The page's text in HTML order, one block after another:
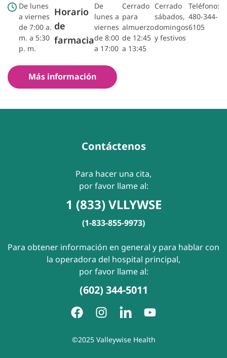
De lunes
a viernes
de 7:00 a.
m. a 5:30
p. m.
Horario
de
farmacia
De
lunes a
viernes
de 8:00
a 17:00
Cerrado
para
almuerzo
de 12:45
a 13:45
Cerrado
sábados,
domingos
y festivos
Teléfono:
480-344-
6105
Más información
Contáctenos
Para hacer una cita,
por favor llame al:
1 (833) VLLYWSE
(1-833-855-9973)
Para obtener información en general y para hablar con
la operadora del hospital principal,
por favor llame al:
(602) 344-5011
©2025 Valleywise Health